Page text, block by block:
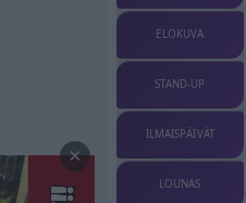
×
ELOKUVA
STAND-UP
ILMAISPÄIVÄT
LOUNAS